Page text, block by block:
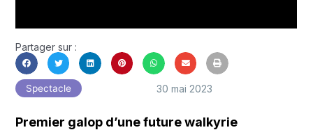
Partager sur :
Spectacle 30 mai 2023
Premier galop d’une future walkyrie